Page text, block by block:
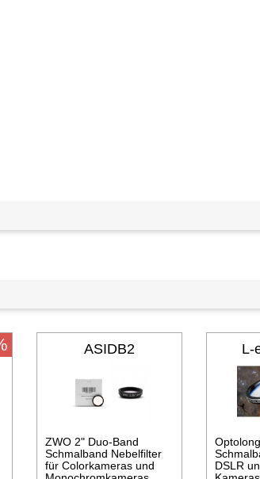
ASIDB2
ZWO 2" Duo-Band
Schmalband Nebelfilter
für Colorkameras und
L-
DSLR